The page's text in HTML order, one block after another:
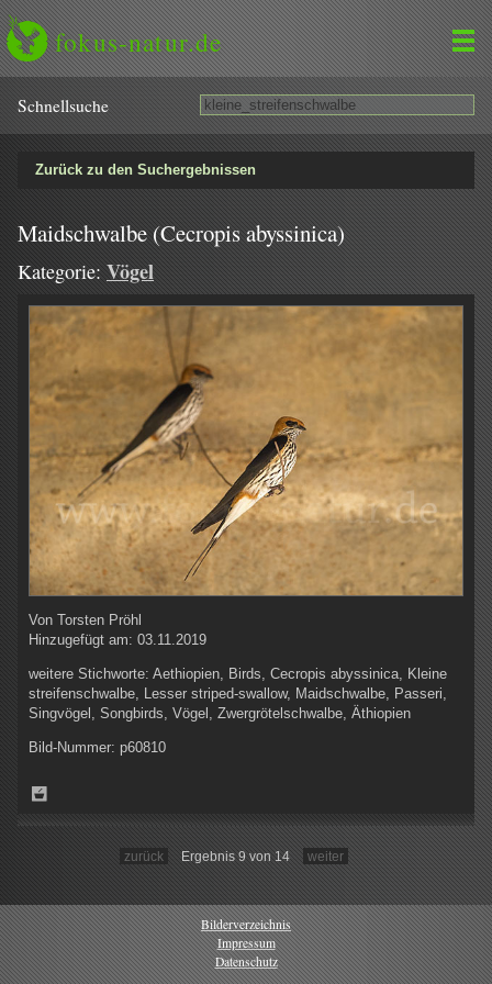
fokus-natur.de
Schnell­suche
Zurück zu den Suchergebnissen
Maidschwalbe (Cecropis abyssinica)
Kategorie: Vögel
Von Torsten Pröhl
Hinzugefügt am: 03.11.2019
weitere Stichworte: Aethiopien, Birds, Cecropis abyssinica, Kleine
streifenschwalbe, Lesser striped-swallow, Maidschwalbe, Passeri,
Singvögel, Songbirds, Vögel, Zwergrötelschwalbe, Äthiopien
Bild-Nummer: p60810
zurück Ergebnis 9 von 14 weiter
Bilderverzeichnis
Impressum
Datenschutz